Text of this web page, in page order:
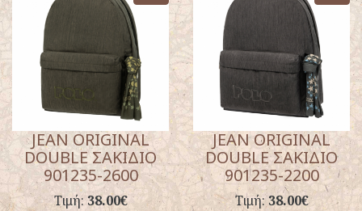
JEAN ORIGINAL
DOUBLE ΣΑΚΙΔΙΟ
901235-2600
Τιμή: 38.00€
JEAN ORIGINAL
DOUBLE ΣΑΚΙΔΙΟ
901235-2200
Τιμή:38.00€